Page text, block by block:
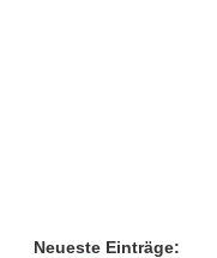
Neueste Einträge: